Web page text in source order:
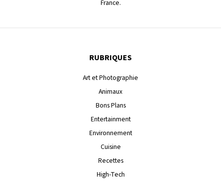
France.
RUBRIQUES
Art et Photographie
Animaux
Bons Plans
Entertainment
Environnement
Cuisine
Recettes
High-Tech